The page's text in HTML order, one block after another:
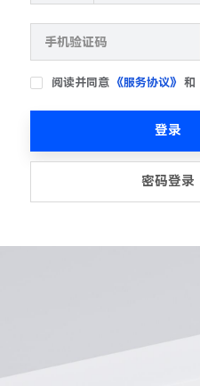
阅读并同意 《服务协议》 和
登录
密码登录